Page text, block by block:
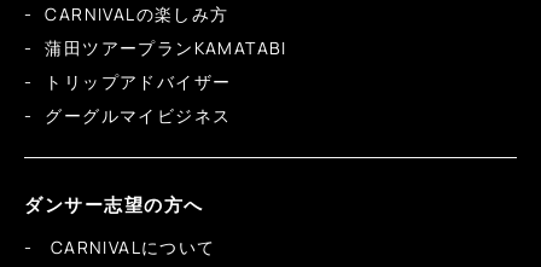
CARNIVALの楽しみ方
蒲田ツアープランKAMATABI
トリップアドバイザー
グーグルマイビジネス
ダンサー志望の方へ
CARNIVALについて